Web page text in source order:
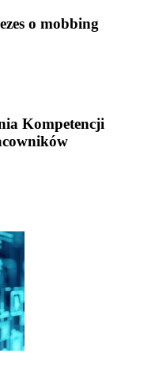
o mobbing
Kompetencji